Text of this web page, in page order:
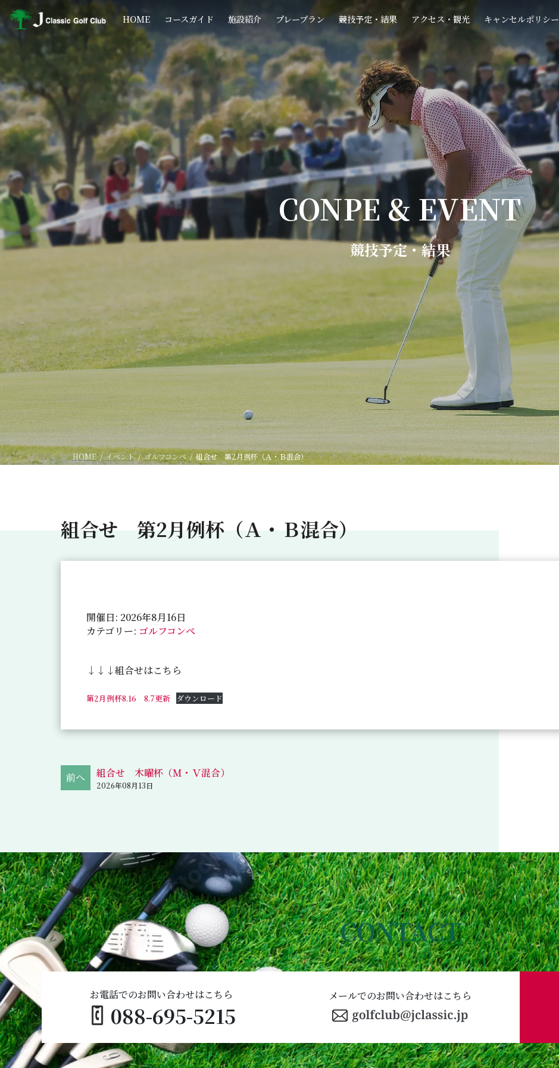
ン
テ
ン
へ
ス
キ
ッ
プ
ビ
ゲ
ー
ョ
ン
に
移
動
HOME コースガイド 施設紹介 プレープラン 競技予定・結果 アクセス・観光 キャンセルポリシー
CONPE & EVENT
競技予定・結果
HOME イベント ゴルフコンペ 組合せ 第2月例杯（Ａ・Ｂ混合）
組合せ 第2月例杯（Ａ・Ｂ混合）
開催日: 2026年8月16日
カテゴリー: ゴルフコンペ
↓↓↓組合せはこちら
第2月例杯8.16 8.7更新 ダウンロード
組合せ 木曜杯（Ｍ・Ｖ混合）
2026年08月13日
CONTACT
088-695-5215
お電話でのお問い合わせはこちら メールでのお問い合わせはこちら